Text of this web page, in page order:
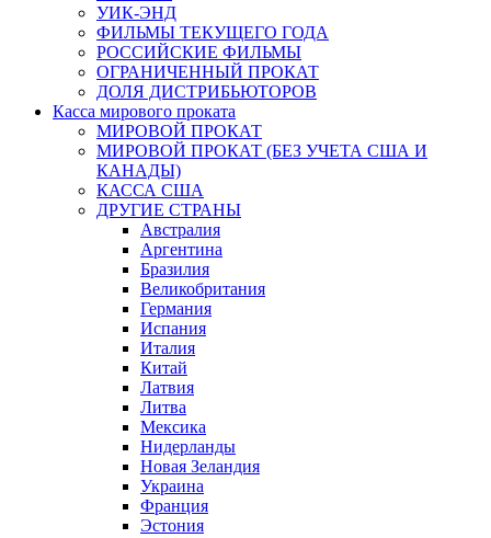
УИК-ЭНД
ФИЛЬМЫ ТЕКУЩЕГО ГОДА
РОССИЙСКИЕ ФИЛЬМЫ
ОГРАНИЧЕННЫЙ ПРОКАТ
ДОЛЯ ДИСТРИБЬЮТОРОВ
Касса мирового проката
МИРОВОЙ ПРОКАТ
МИРОВОЙ ПРОКАТ (БЕЗ УЧЕТА США И
КАНАДЫ)
КАССА США
ДРУГИЕ СТРАНЫ
Австралия
Аргентина
Бразилия
Великобритания
Германия
Испания
Италия
Китай
Латвия
Литва
Мексика
Нидерланды
Новая Зеландия
Украина
Франция
Эстония